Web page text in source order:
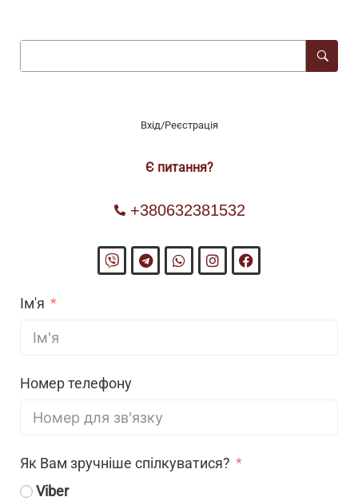
Вхід/Реєстрація
Є питання?
+380632381532
Ім'я
Номер телефону
Як Вам зручніше спілкуватися?
Viber